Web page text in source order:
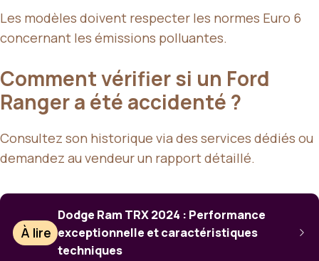
Les modèles doivent respecter les normes Euro 6
concernant les émissions polluantes.
Comment vérifier si un Ford
Ranger a été accidenté ?
Consultez son historique via des services dédiés ou
demandez au vendeur un rapport détaillé.
À lire
Dodge Ram TRX 2024 : Performance
exceptionnelle et caractéristiques
techniques